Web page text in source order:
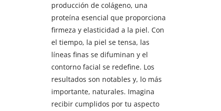
producción de colágeno, una
proteína esencial que proporciona
firmeza y elasticidad a la piel. Con
el tiempo, la piel se tensa, las
líneas finas se difuminan y el
contorno facial se redefine. Los
resultados son notables y, lo más
importante, naturales. Imagina
recibir cumplidos por tu aspecto